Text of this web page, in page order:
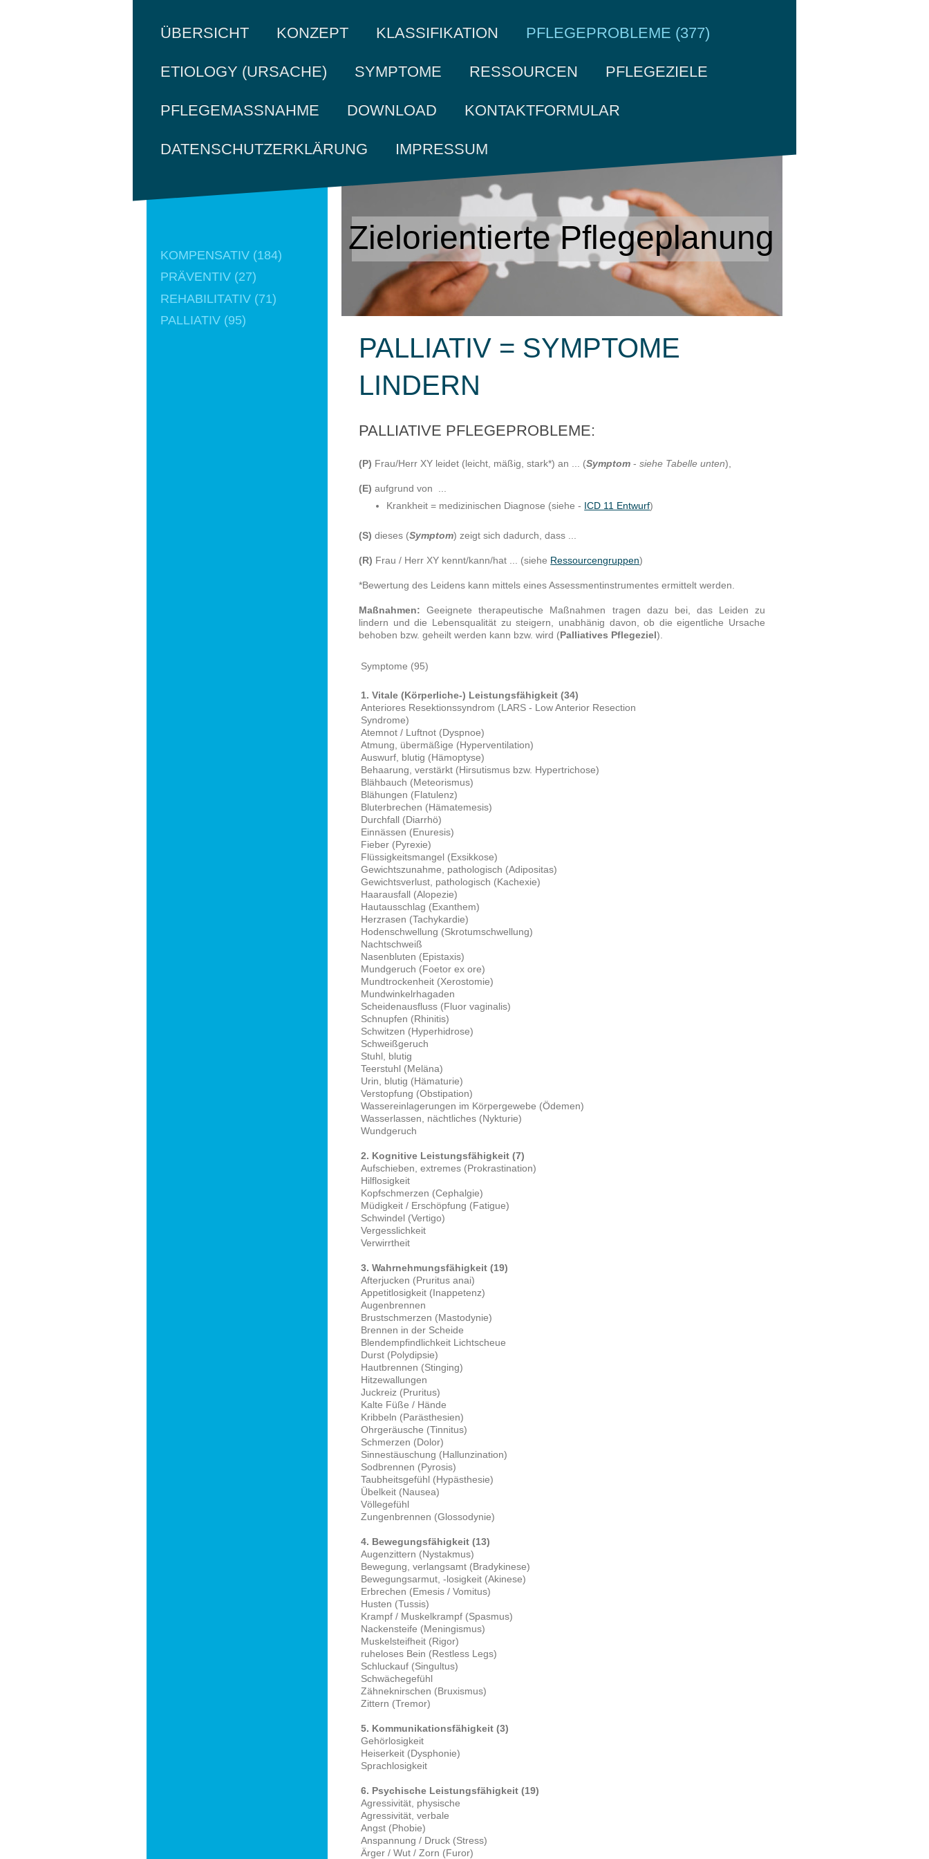
ÜBERSICHT KONZEPT KLASSIFIKATION PFLEGEPROBLEME (377)
ETIOLOGY (URSACHE) SYMPTOME RESSOURCEN PFLEGEZIELE
PFLEGEMASSNAHME DOWNLOAD KONTAKTFORMULAR
DATENSCHUTZERKLÄRUNG IMPRESSUM
Zielorientierte Pflegeplanung
PALLIATIV = SYMPTOME
LINDERN
PALLIATIVE PFLEGEPROBLEME:
(P) Frau/Herr XY leidet (leicht, mäßig, stark*) an ... (Symptom -siehe Tabelle unten),
(E) aufgrund von ...
Krankheit = medizinischen Diagnose (siehe - ICD 11 Entwurf)
(S) dieses (Symptom) zeigt sich dadurch, dass ...
(R) Frau / Herr XY kennt/kann/hat ... (siehe Ressourcengruppen)
*Bewertung des Leidens kann mittels eines Assessmentinstrumentes ermittelt werden.
Maßnahmen:Geeignete therapeutische Maßnahmen tragen dazu bei, das Leiden zu
lindern und die Lebensqualität zu steigern, unabhänig davon, ob die eigentliche Ursache
behoben bzw. geheilt werden kann bzw. wird (Palliatives Pflegeziel).
Symptome (95)
1. Vitale (Körperliche-) Leistungsfähigkeit (34)
Anteriores Resektionssyndrom (LARS - Low Anterior Resection
Syndrome)
Atemnot / Luftnot (Dyspnoe)
Atmung, übermäßige (Hyperventilation)
Auswurf, blutig (Hämoptyse)
Behaarung, verstärkt (Hirsutismus bzw. Hypertrichose)
Blähbauch (Meteorismus)
Blähungen (Flatulenz)
Bluterbrechen (Hämatemesis)
Durchfall (Diarrhö)
Einnässen (Enuresis)
Fieber (Pyrexie)
Flüssigkeitsmangel (Exsikkose)
Gewichtszunahme, pathologisch (Adipositas)
Gewichtsverlust, pathologisch (Kachexie)
Haarausfall (Alopezie)
Hautausschlag (Exanthem)
Herzrasen (Tachykardie)
Hodenschwellung (Skrotumschwellung)
Nachtschweiß
Nasenbluten (Epistaxis)
Mundgeruch (Foetor ex ore)
Mundtrockenheit (Xerostomie)
Mundwinkelrhagaden
Scheidenausfluss (Fluor vaginalis)
Schnupfen (Rhinitis)
Schwitzen (Hyperhidrose)
Schweißgeruch
Stuhl, blutig
Teerstuhl (Meläna)
Urin, blutig (Hämaturie)
Verstopfung (Obstipation)
Wassereinlagerungen im Körpergewebe (Ödemen)
Wasserlassen, nächtliches (Nykturie)
Wundgeruch
2. Kognitive Leistungsfähigkeit (7)
Aufschieben, extremes (Prokrastination)
Hilflosigkeit
Kopfschmerzen (Cephalgie)
Müdigkeit / Erschöpfung (Fatigue)
Schwindel (Vertigo)
Vergesslichkeit
Verwirrtheit
3. Wahrnehmungsfähigkeit (19)
Afterjucken (Pruritus anai)
Appetitlosigkeit (Inappetenz)
Augenbrennen
Brustschmerzen (Mastodynie)
Brennen in der Scheide
Blendempfindlichkeit Lichtscheue
Durst (Polydipsie)
Hautbrennen (Stinging)
Hitzewallungen
Juckreiz (Pruritus)
Kalte Füße / Hände
Kribbeln (Parästhesien)
Ohrgeräusche (Tinnitus)
Schmerzen (Dolor)
Sinnestäuschung (Hallunzination)
Sodbrennen (Pyrosis)
Taubheitsgefühl (Hypästhesie)
Übelkeit (Nausea)
Völlegefühl
Zungenbrennen (Glossodynie)
4. Bewegungsfähigkeit (13)
Augenzittern (Nystakmus)
Bewegung, verlangsamt (Bradykinese)
Bewegungsarmut, -losigkeit (Akinese)
Erbrechen (Emesis / Vomitus)
Husten (Tussis)
Krampf / Muskelkrampf (Spasmus)
Nackensteife (Meningismus)
Muskelsteifheit (Rigor)
ruheloses Bein (Restless Legs)
Schluckauf (Singultus)
Schwächegefühl
Zähneknirschen (Bruxismus)
Zittern (Tremor)
5. Kommunikationsfähigkeit (3)
Gehörlosigkeit
Heiserkeit (Dysphonie)
Sprachlosigkeit
6. Psychische Leistungsfähigkeit (19)
Agressivität, physische
Agressivität, verbale
Angst (Phobie)
Anspannung / Druck (Stress)
Ärger / Wut / Zorn (Furor)
KOMPENSATIV (184)
PRÄVENTIV (27)
REHABILITATIV (71)
PALLIATIV (95)